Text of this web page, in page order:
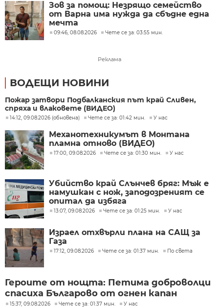
Зов за помощ: Незрящо семейство
от Варна има нужда да сбъдне една
мечта
09:46, 08.08.2026 Чете се за: 03:55 мин.
Реклама
ВОДЕЩИ НОВИНИ
Пожар затвори Подбалканския път край Сливен,
спряха и влаковете (ВИДЕО)
14:12, 09.08.2026 (обновена) Чете се за: 01:42 мин. У нас
Механотехникумът в Монтана
пламна отново (ВИДЕО)
17:00, 09.08.2026 Чете се за: 01:30 мин. У нас
Убийство край Слънчев бряг: Мъж е
намушкан с нож, заподозреният се
опитал да избяга
13:07, 09.08.2026 Чете се за: 01:25 мин. У нас
Израел отхвърли плана на САЩ за
Газа
17:12, 09.08.2026 Чете се за: 01:37 мин. По света
Героите от нощта: Петима доброволци
спасиха Българово от огнен капан
15:37, 09.08.2026 Чете се за: 01:37 мин. У нас